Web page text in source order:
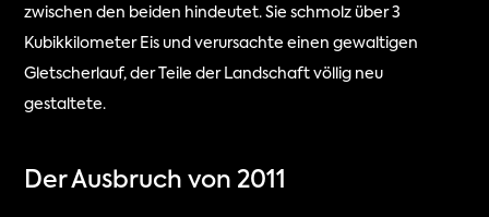
zwischen den beiden hindeutet. Sie schmolz über 3
Kubikkilometer Eis und verursachte einen gewaltigen
Gletscherlauf, der Teile der Landschaft völlig neu
gestaltete.
Der Ausbruch von 2011